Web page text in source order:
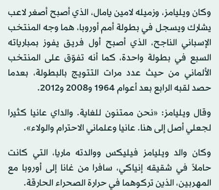
وكان ويليامز، وزميله لامين يامال، الذي أصبح أصغر لاعب
يشارك ويسجل في بطولة أمم أوروبا، هما وجه المنتخب
الإسباني الناجح، الذي أصبح أول فريق يفوز بمبارياته
السبع في بطولة واحدة، كما أنه تفوّق على المنتخب
الألماني من حيث عدد مرات التتويج بالبطولة، بعدما
حصد لقبه الرابع بعد أعوام 1964 و2008 و2012.
وقال ويليامز: «نحن ممتنون للغاية. والداي عانيا كثيرا
لجعلي أصل إلى هنا. عانيا وعلماني الاحترام والولاء».
وكان والد ويليامز فيليكس ووالدته ماريا، التي كانت
حاملاً في شقيقه إنياكي، سافرا من غانا إلى أوروبا مع
المهربين، الذين تركوهما في حرارة الصحراء الحارقة.